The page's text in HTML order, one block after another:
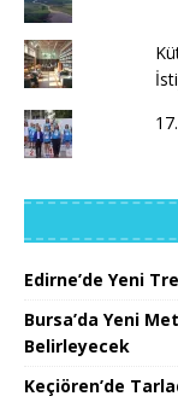
Edirne’de Yeni
Bursa’da Yeni
Belirleyecek
Keçiören’de